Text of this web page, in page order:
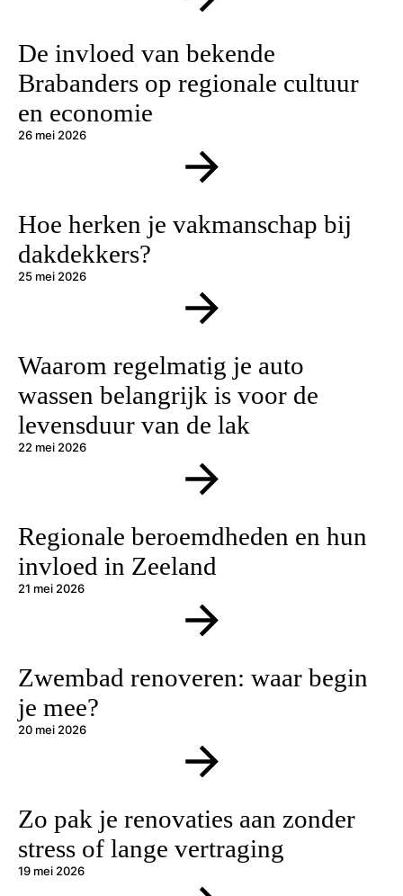
De invloed van bekende
Brabanders op regionale cultuur
en economie
26 mei 2026
Hoe herken je vakmanschap bij
dakdekkers?
25 mei 2026
Waarom regelmatig je auto
wassen belangrijk is voor de
levensduur van de lak
22 mei 2026
Regionale beroemdheden en hun
invloed in Zeeland
21 mei 2026
Zwembad renoveren: waar begin
je mee?
20 mei 2026
Zo pak je renovaties aan zonder
stress of lange vertraging
19 mei 2026